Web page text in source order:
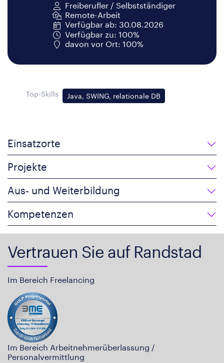
Freiberufler / Selbstständiger
Remote-Arbeit
Verfügbar ab: 30.08.2026
Verfügbar zu: 100%
davon vor Ort: 100%
Top-Skills Java, SWING, relationale DB
Einsatzorte
Projekte
Aus- und Weiterbildung
Kompetenzen
Vertrauen Sie auf Randstad
Im Bereich Freelancing
Im Bereich Arbeitnehmerüberlassung /
Personalvermittlung